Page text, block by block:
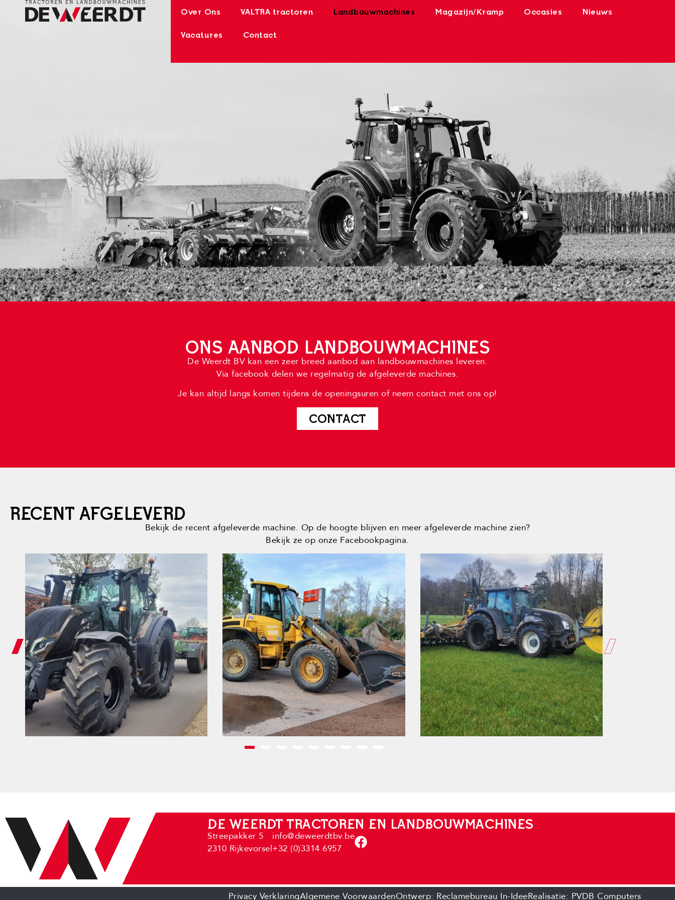
Over Ons VALTRA tractoren Landbouwmachines Magazijn/Kramp Occasies Nieuws
Vacatures Contact
ONS AANBOD LANDBOUWMACHINES
De Weerdt BV kan een zeer breed aanbod aan landbouwmachines leveren.
Via facebook delen we regelmatig de afgeleverde machines.
Je kan altijd langs komen tijdens de openingsuren of neem contact met ons op!
CONTACT
RECENT AFGELEVERD
Bekijk de recent afgeleverde machine. Op de hoogte blijven en meer afgeleverde machine zien?
Bekijk ze op onze Facebookpagina.
DE WEERDT TRACTOREN EN LANDBOUWMACHINES
Streepakker 5
2310 Rijkevorsel
info@deweerdtbv.be
+32 (0)3314 6957
Privacy VerklaringAlgemene VoorwaardenOntwerp: Reclamebureau In-IdeeRealisatie: PVDB Computers